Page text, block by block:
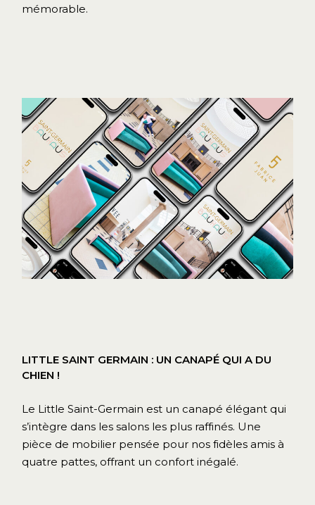
mémorable.
LITTLE SAINT GERMAIN : UN CANAPÉ QUI A DU
CHIEN !
Le Little Saint-Germain est un canapé élégant qui
s’intègre dans les salons les plus raffinés. Une
pièce de mobilier pensée pour nos fidèles amis à
quatre pattes, offrant un confort inégalé.